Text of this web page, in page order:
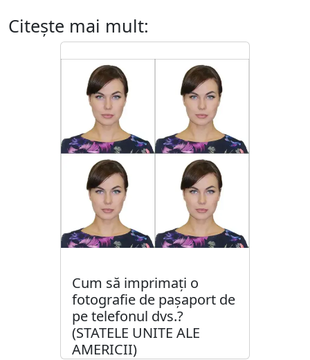
Citeşte mai mult:
Cum să imprimați o
fotografie de pașaport de
pe telefonul dvs.?
(STATELE UNITE ALE
AMERICII)